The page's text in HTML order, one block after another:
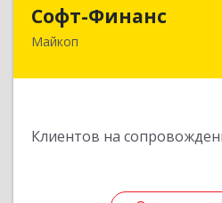
Софт-Финанс
Майкоп
Клиентов на
385006, Адыгея Респ,